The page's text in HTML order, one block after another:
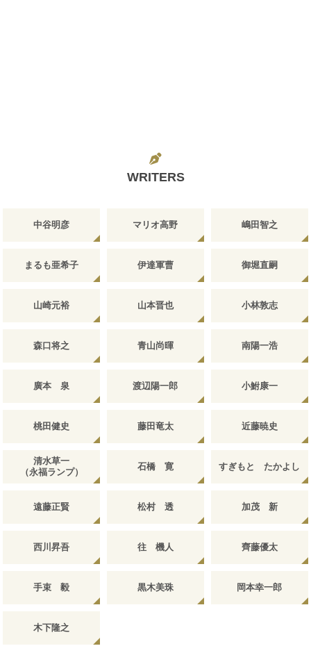
WRITERS
中谷明彦 マリオ高野 嶋田智之
まるも亜希子 伊達軍曹 御堀直嗣
山崎元裕 山本晋也 小林敦志
森口将之 青山尚暉 南陽一浩
廣本 泉 渡辺陽一郎 小鮒康一
桃田健史 藤田竜太 近藤暁史
清水草一
（永福ランプ）
石橋 寛 すぎもと たかよし
遠藤正賢 松村 透 加茂 新
西川昇吾 往 機人 齊藤優太
手束 毅 黒木美珠 岡本幸一郎
木下隆之